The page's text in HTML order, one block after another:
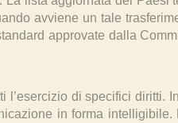
avviene un tale
approvate dalla
di specifici diritti.
in forma intelligibile.